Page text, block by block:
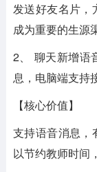
发送好友名片，
成为重要的生源
2、 聊天新增语
息，电脑端支持
【核心价值】
支持语音消息，
以节约教师时间